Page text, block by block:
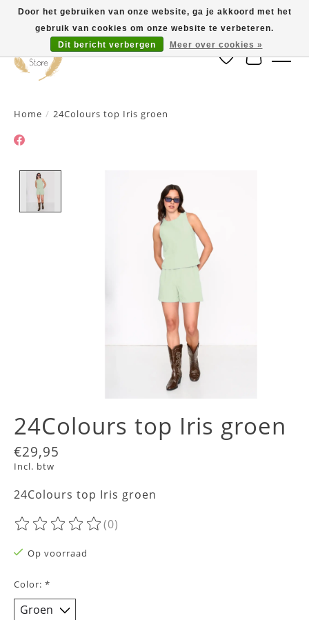
Verlanglijst
Home / 24Colours top Iris groen
24Colours top Iris groen
€29,95
Incl. btw
24Colours top Iris groen
De beoordeling van dit product is
(0)
Op voorraad
Color: *
Door het gebruiken van onze website, ga je akkoord met het
gebruik van cookies om onze website te verbeteren.
Dit bericht verbergen
Meer over cookies »